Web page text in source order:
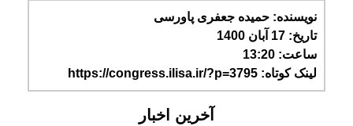
نویسنده: حمیده جعفری پاورسی
تاریخ: 17 آبان 1400
ساعت: 13:20
لینک کوتاه: https://congress.ilisa.ir/?p=3795
آخرین اخبار